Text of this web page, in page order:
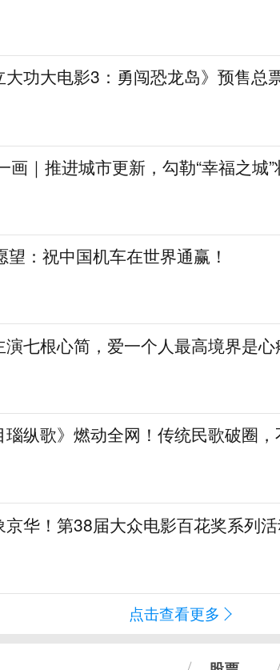
功大电影3：勇闯恐龙岛》预售总
画｜推进城市更新，勾勒“幸福之城
：祝中国机车在世界通赢！
七根心简，爱一个人最高境界是心
纵歌》燃动全网！传统民歌破圈
华！第38届大众电影百花奖系列
点击查看更多